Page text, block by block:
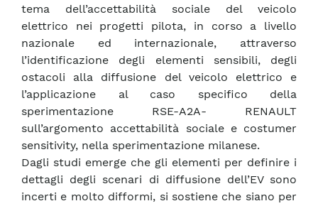
tema dell’accettabilità sociale del veicolo
elettrico nei progetti pilota, in corso a livello
nazionale ed internazionale, attraverso
l’identificazione degli elementi sensibili, degli
ostacoli alla diffusione del veicolo elettrico e
l’applicazione al caso specifico della
sperimentazione RSE-A2A- RENAULT
sull’argomento accettabilità sociale e costumer
sensitivity, nella sperimentazione milanese.
Dagli studi emerge che gli elementi per definire i
dettagli degli scenari di diffusione dell’EV sono
incerti e molto difformi, si sostiene che siano per